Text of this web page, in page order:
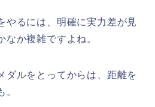
やるには、明確に実力差が見
なか複雑ですよね。
ダルをとってからは、距離を
。